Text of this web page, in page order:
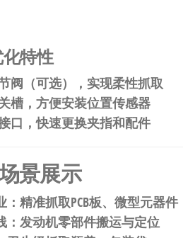
特性​
阀​ ​（可选），实现柔性抓取
槽​ ​，方便安装位置传感器
口​ ​，快速更换夹指和配件
景展示​
​：精准抓取PCB板、微型元器件
​：发动机零部件搬运与定位